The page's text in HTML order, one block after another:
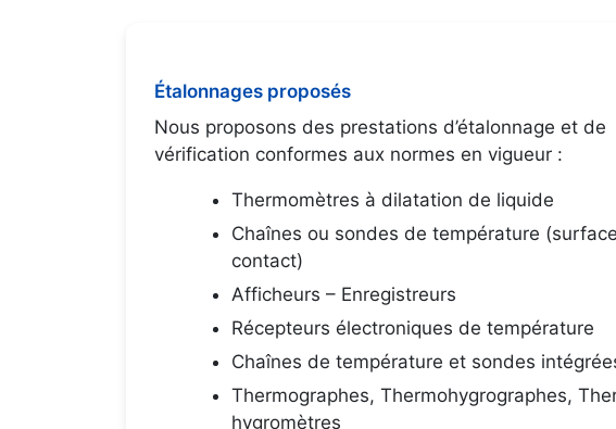
Étalonnages proposés
Nous proposons des prestations d’étalonnage et de
vérification conformes aux normes en vigueur :
Thermomètres à dilatation de liquide
Chaînes ou sondes de température
contact)
Afficheurs – Enregistreurs
Récepteurs électroniques de température
Chaînes de température et sondes
Thermographes, Thermohygrographes,
hygromètres